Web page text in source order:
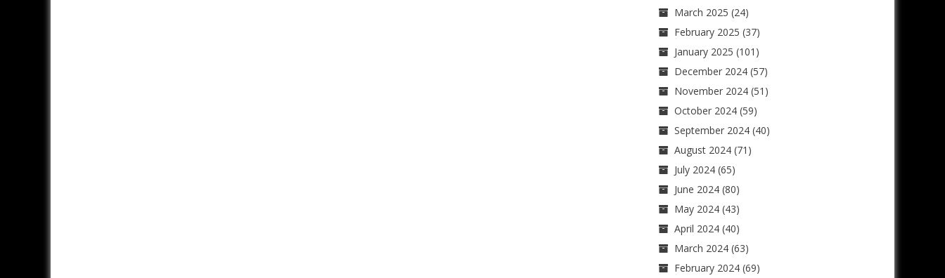
March 2025 (24)
February 2025 (37)
January 2025 (101)
December 2024(57)
November 2024(51)
October 2024(59)
September 2024(40)
August 2024(71)
July 2024(65)
June 2024(80)
May 2024(43)
April 2024(40)
March 2024(63)
February 2024(69)